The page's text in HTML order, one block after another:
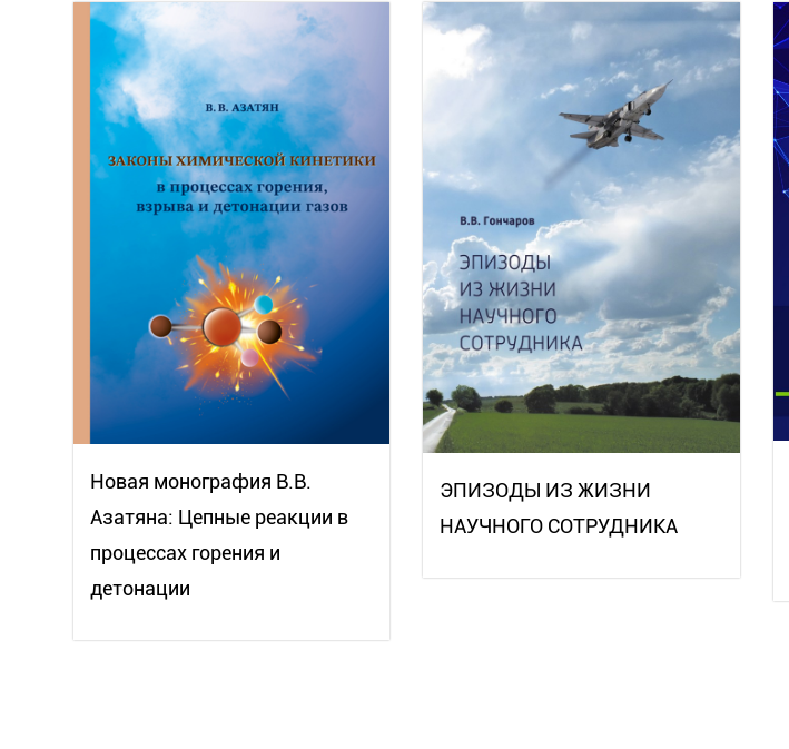
Новая монография В.В.
Азатяна: Цепные реакции в
процессах горения и
детонации
ЭПИЗОДЫ ИЗ ЖИЗНИ
НАУЧНОГО СОТРУДНИКА